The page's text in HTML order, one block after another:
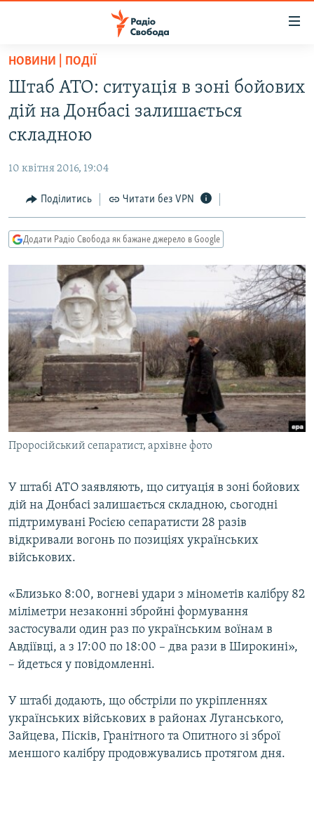
Перейти
основного
матеріалу
до
основної
Перейти
до
пошуку
РАДІО СВОБОДА – 70 РОКІВ
СУСПІЛЬСТВО
УКРАЇНА
РОСІЙСЬКА «ФІЛЬТРАЦІЯ»
ДОНБАС.РЕАЛІЇ
ТИ ЯК?
КИТАЙ.ВИКЛИКИ
МУЛЬТИМЕДІА
ФОТО
СПЕЦПРОЄКТИ
ПОДКАСТИ
КРИМ РЕАЛІЇ
УКР
КТАТ
ДОЛУЧАЙСЯ!
Усі сайти RFE/RL
НОВИНИ | ПОДІЇ
Штаб АТО: ситуація в зоні бойових
дій на Донбасі залишається
складною
10 квітня 2016, 19:04
Поділитись Читати без VPN
Додати Радіо Свобода як бажане джерело в Google
Проросійський сепаратист, архівне фото
У штабі АТО заявляють, що ситуація в зоні бойових
дій на Донбасі залишається складною, сьогодні
підтримувані Росією сепаратисти 28 разів
відкривали вогонь по позиціях українських
військових.
«Близько 8:00, вогневі удари з мінометів калібру 82
міліметри незаконні збройні формування
застосували один раз по українським воїнам в
Авдіївці, а з 17:00 по 18:00 – два рази в Широкині»,
– йдеться у повідомленні.
У штабі додають, що обстріли по укріпленнях
українських військових в районах Луганського,
Зайцева, Пісків, Гранітного та Опитного зі зброї
меншого калібру продовжувались протягом дня.